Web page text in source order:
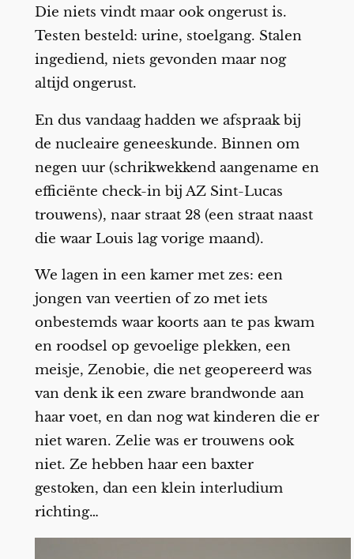
Die niets vindt maar ook ongerust is.
Testen besteld: urine, stoelgang. Stalen
ingediend, niets gevonden maar nog
altijd ongerust.
En dus vandaag hadden we afspraak bij
de nucleaire geneeskunde. Binnen om
negen uur (schrikwekkend aangename en
efficiënte check-in bij AZ Sint-Lucas
trouwens), naar straat 28 (een straat naast
die waar Louis lag vorige maand).
We lagen in een kamer met zes: een
jongen van veertien of zo met iets
onbestemds waar koorts aan te pas kwam
en roodsel op gevoelige plekken, een
meisje, Zenobie, die net geopereerd was
van denk ik een zware brandwonde aan
haar voet, en dan nog wat kinderen die er
niet waren. Zelie was er trouwens ook
niet. Ze hebben haar een baxter
gestoken, dan een klein interludium
richting…